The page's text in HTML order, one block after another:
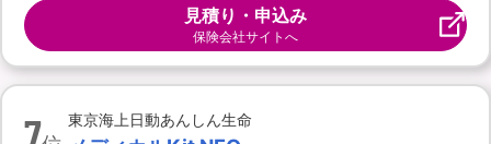
見積り・申込み
保険会社サイトへ
東京海上日動あんしん生命